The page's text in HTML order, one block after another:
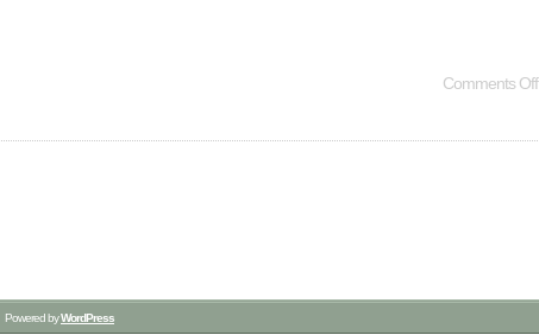
Comments Off
Powered byWordPress